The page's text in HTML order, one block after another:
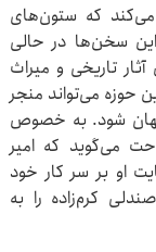
که ستون‌های
سخن‌ها در حالی
تاریخی و میراث
حوزه می‌تواند منجر
شود. به خصوص
می‌گوید که امیر
او بر سر کار خود
کرم‌زاده را به